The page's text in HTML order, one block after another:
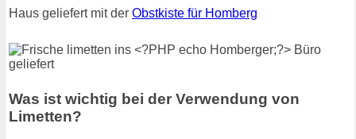
Haus geliefert mit der Obstkiste für Homberg
Was ist wichtig bei der Verwendung von
Limetten?